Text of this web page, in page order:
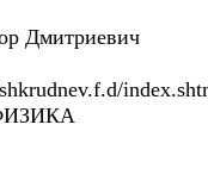
Дмитриевич